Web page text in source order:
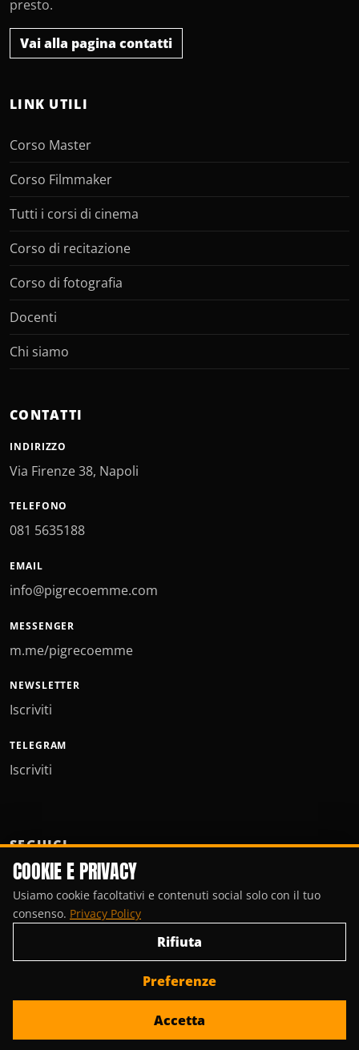
presto.
Vai alla pagina contatti
LINK UTILI
Corso Master
Corso Filmmaker
Tutti i corsi di cinema
Corso di recitazione
Corso di fotografia
Docenti
Chi siamo
CONTATTI
INDIRIZZO
Via Firenze 38, Napoli
TELEFONO
081 5635188
EMAIL
info@pigrecoemme.com
MESSENGER
m.me/pigrecoemme
NEWSLETTER
Iscriviti
TELEGRAM
Iscriviti
SEGUICI
Contattaci
COOKIE E PRIVACY
Usiamo cookie facoltativi e contenuti social solo con il tuo
consenso. Privacy Policy
Rifiuta
Preferenze
Accetta